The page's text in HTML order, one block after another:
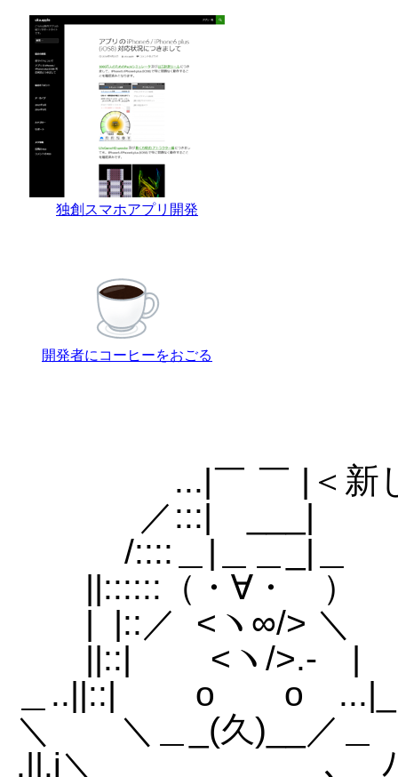
独創スマホアプリ開発
開発者にコーヒーをおごる
...|￣ ￣ |＜新し
／:::|
/::::＿|＿＿_|＿
||::::::（・∀・
| |::／ <ヽ∞/> ＼
||::| <ヽ/>.- | |:
＿..||::| o o ...|_
＼ ＼＿_(久)__／
.||.i＼ ､__ﾉ